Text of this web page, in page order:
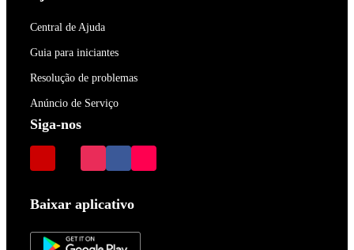
Central de Ajuda
Guia para iniciantes
Resolução de problemas
Anúncio de Serviço
Siga-nos
Baixar aplicativo